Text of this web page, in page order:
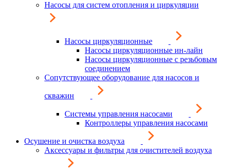
Насосы для систем отопления и циркуляции
Насосы циркуляционные
Насосы циркуляционные ин-лайн
Насосы циркуляционные с резьбовым
соединением
Сопутствующее оборудование для насосов и
скважин
Системы управления насосами
Контроллеры управления насосами
Осушение и очистка воздуха
Аксессуары и фильтры для очистителей воздуха